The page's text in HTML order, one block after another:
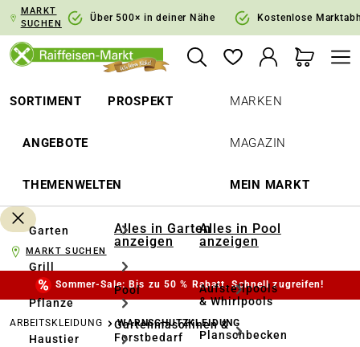
Zur Hauptnavigation springen
MARKT
SUCHEN
Über 500× in deiner Nähe Kostenlose
SORTIMENT PROSPEKT
ANGEBOTE
THEMENWELTEN
MARKEN
MAGAZIN
MEIN MARKT
Garten
Grill
Pflanze
Haustier
Alles in Garten
anzeigen
Pool
Gartenmaschinen &
Forstbedarf
Alles in Pool
anzeigen
Aufstellpools
& Whirlpools
Planschbecken
MARKT SUCHEN
Sommer-Sale: Bis zu 50 % Rabatt. Schnell zugreifen!
ARBEITSKLEIDUNG WARNSCHUTZKLEIDUNG